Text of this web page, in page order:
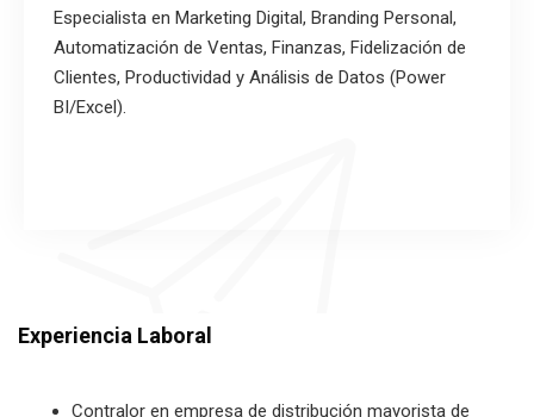
Especialista en Marketing Digital, Branding Personal,
Automatización de Ventas, Finanzas, Fidelización de
Clientes, Productividad y Análisis de Datos (Power
BI/Excel).
Experiencia Laboral
Contralor en empresa de distribución mayorista de